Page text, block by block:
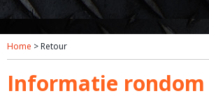
Home > Retour
Informatie